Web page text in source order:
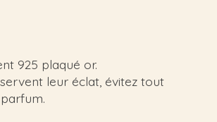
925 plaqué or.
leur éclat, évitez tout